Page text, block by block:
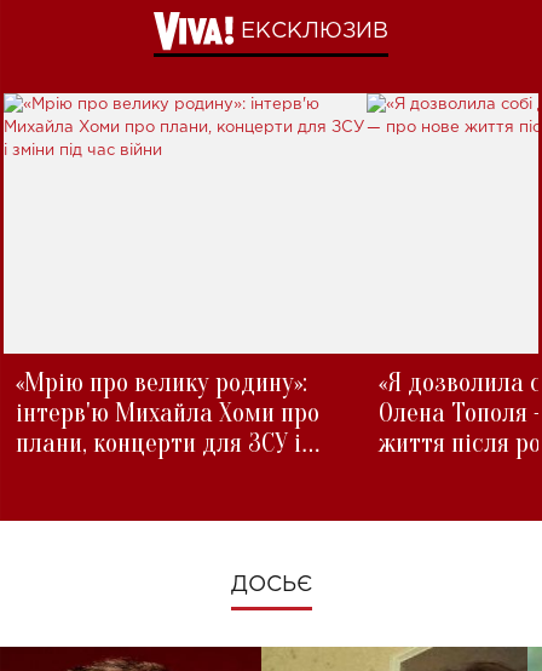
ЕКСКЛЮЗИВ
«Мрію про велику родину»:
інтерв'ю Михайла Хоми про
плани, концерти для ЗСУ і
«Я дозволила
Олена Тополя
життя після
ДОСЬЄ